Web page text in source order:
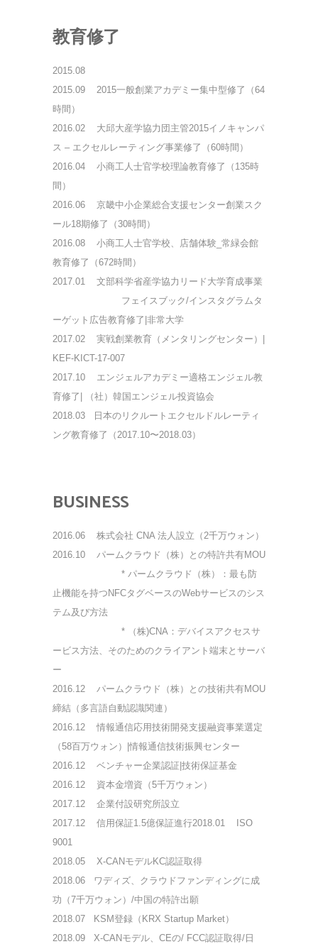
教育修了
2015.08
2015.09
2015一般創業アカデミー集中型修了（64
時間）
2016.02
大邱大産学協力団主管2015イノキャンパ
ス – エクセルレーティング事業修了（60時間）
2016.04
小商工人士官学校理論教育修了（135時
間）
2016.06
京畿中小企業総合支援センター創業スク
ール18期修了（30時間）
2016.08
小商工人士官学校、店舗体験_常緑会館
教育修了（672時間）
2017.01
文部科学省産学協力リード大学育成事業
フェイスブック/インスタグラムタ
ーゲット広告教育修了|非常大学
2017.02
実戦創業教育（メンタリングセンター）|
KEF-KICT-17-007
2017.10
エンジェルアカデミー適格エンジェル教
育修了| （社）韓国エンジェル投資協会
2018.03 日本のリクルートエクセルドルレーティ
ング教育修了（2017.10〜2018.03）
BUSINESS
2016.06
株式会社 CNA 法人設立（2千万ウォン）
2016.10
パームクラウド（株）との特許共有MOU
* パームクラウド（株）：最も防
止機能を持つNFCタグベースのWebサービスのシス
テム及び方法
* （株)CNA：デバイスアクセスサ
ービス方法、そのためのクライアント端末とサーバ
ー
2016.12
パームクラウド（株）との技術共有MOU
締結（多言語自動認識関連）
2016.12
情報通信応用技術開発支援融資事業選定
（58百万ウォン）|情報通信技術振興センター
2016.12
ベンチャー企業認証|技術保証基金
2016.12
資本金増資（5千万ウォン）
2017.12
企業付設研究所設立
2017.12
信用保証1.5億保証進行2018.01
ISO
9001
2018.05 X-CANモデルKC認証取得
2018.06 ワディズ、クラウドファンディングに成
功（7千万ウォン）/中国の特許出願
2018.07 KSM登録（KRX Startup Market）
2018.09 X-CANモデル、CEの/ FCC認証取得/日